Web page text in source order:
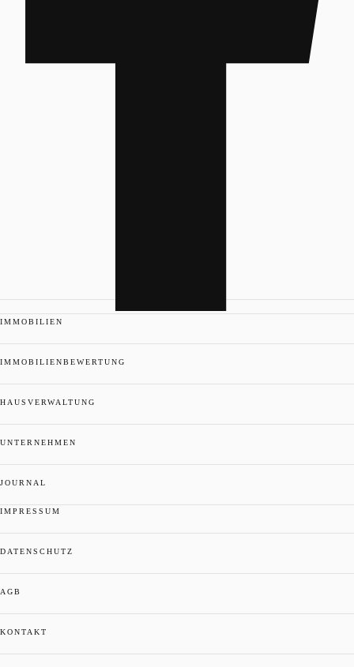
IMMOBILIEN
IMMOBILIENBEWERTUNG
HAUSVERWALTUNG
UNTERNEHMEN
JOURNAL
IMPRESSUM
DATENSCHUTZ
AGB
KONTAKT